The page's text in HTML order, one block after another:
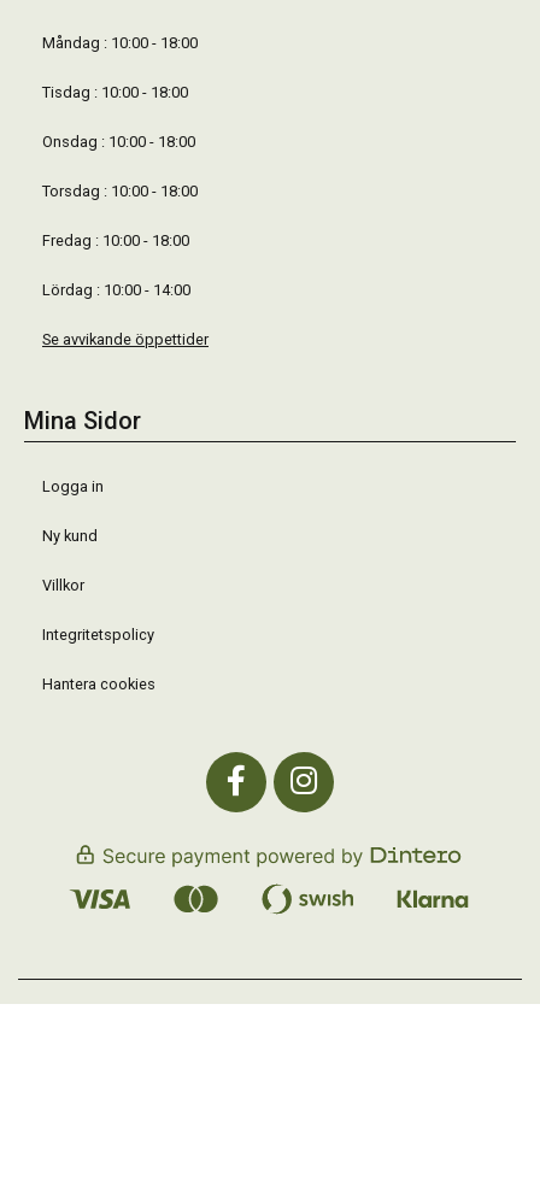
Måndag : 10:00 - 18:00
Tisdag : 10:00 - 18:00
Onsdag : 10:00 - 18:00
Torsdag : 10:00 - 18:00
Fredag : 10:00 - 18:00
Lördag : 10:00 - 14:00
Se avvikande öppettider
Mina Sidor
Logga in
Ny kund
Villkor
Integritetspolicy
Hantera cookies